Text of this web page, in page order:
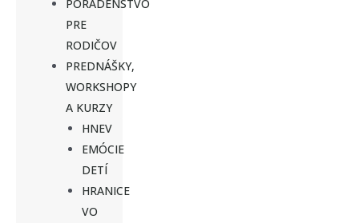
PORADENSTVO
PRE
RODIČOV
PREDNÁŠKY,
WORKSHOPY
A KURZY
HNEV
EMÓCIE
DETÍ
HRANICE
VO